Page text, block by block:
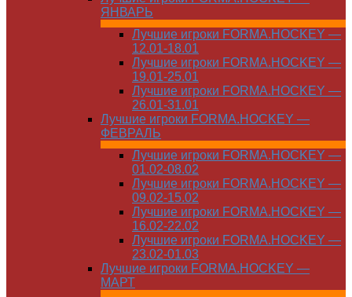
ЯНВАРЬ
Лучшие игроки FORMA.HOCKEY —
12.01-18.01
Лучшие игроки FORMA.HOCKEY —
19.01-25.01
Лучшие игроки FORMA.HOCKEY —
26.01-31.01
Лучшие игроки FORMA.HOCKEY —
ФЕВРАЛЬ
Лучшие игроки FORMA.HOCKEY —
01.02-08.02
Лучшие игроки FORMA.HOCKEY —
09.02-15.02
Лучшие игроки FORMA.HOCKEY —
16.02-22.02
Лучшие игроки FORMA.HOCKEY —
23.02-01.03
Лучшие игроки FORMA.HOCKEY —
МАРТ